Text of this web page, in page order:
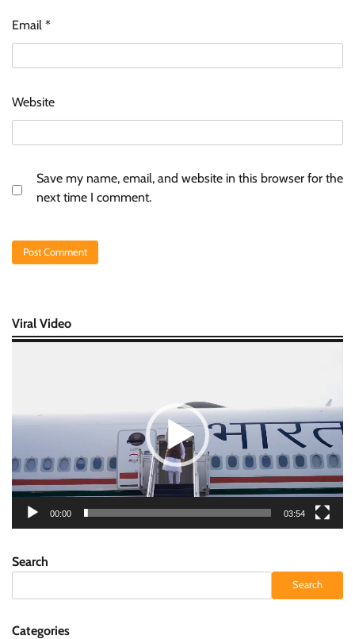
Email *
Website
Save my name, email, and website in this browser for the
next time I comment.
Viral Video
00:00 03:54
Search
Search
Categories